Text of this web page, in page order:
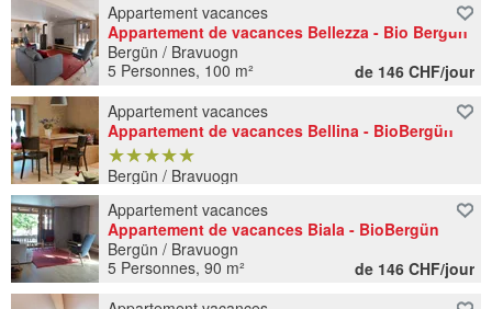
Appartement vacances
Appartement de vacances Bellezza - Bio Bergün
Bergün / Bravuogn
5 Personnes, 100 m²
de 146 CHF/jour
Appartement vacances
Appartement de vacances Bellina - BioBergün
★★★★★
★★★★★
Bergün / Bravuogn
4 Personnes, 50 m²
Appartement vacances
Appartement de vacances Biala - BioBergün
Bergün / Bravuogn
5 Personnes, 90 m²
de 146 CHF/jour